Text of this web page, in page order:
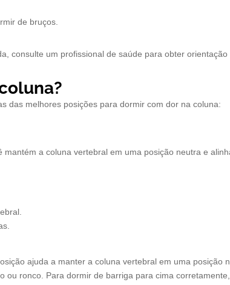
de bruços.
consulte um profissional de saúde para obter orientação
das melhores posições para dormir com dor na coluna:
a coluna vertebral em uma posição neutra e
ajuda a manter a coluna vertebral em uma posição
ronco. Para dormir de barriga para cima